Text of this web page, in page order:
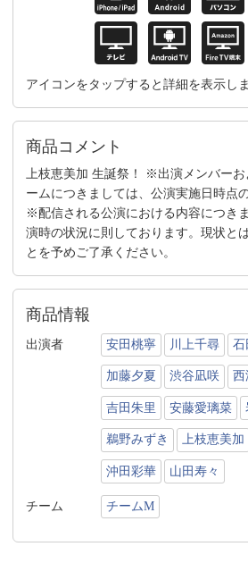
アイコンをタップすると詳細を表示しま
商品コメント
上枝恵美加 生誕祭！ ※出演メンバーお
ームにつきましては、公演実施日時点
※配信される公演における内容につき
演時の状況に則しております。現状と
とを予めご了承ください。
商品情報
出演者 安田桃寧 川上千尋 石
加藤夕夏 渋谷凪咲 西
吉田朱里 安藤愛璃菜
鵜野みずき 上枝恵美加
沖田彩華 山田寿々
チーム チームM